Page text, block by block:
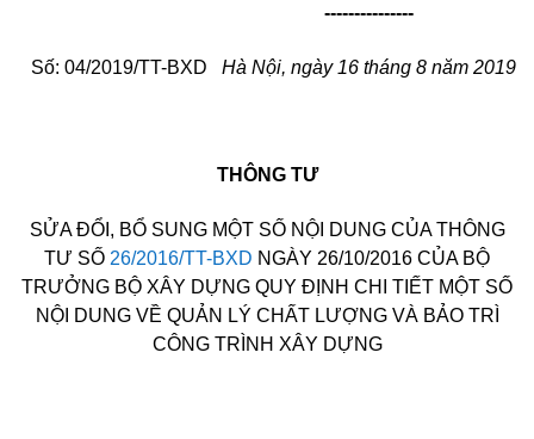
---------------
Số: 04/2019/TT-BXD Hà Nội, ngày 16 tháng 8 năm 2019
THÔNG TƯ
SỬA ĐỔI, BỔ SUNG MỘT SỐ NỘI DUNG CỦA THÔNG
TƯ SỐ 26/2016/TT-BXD NGÀY 26/10/2016 CỦA BỘ
TRƯỞNG BỘ XÂY DỰNG QUY ĐỊNH CHI TIẾT MỘT SỐ
NỘI DUNG VỀ QUẢN LÝ CHẤT LƯỢNG VÀ BẢO TRÌ
CÔNG TRÌNH XÂY DỰNG